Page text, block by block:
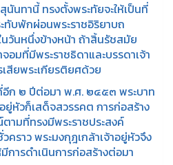
ทานี้ ทรงตั้งพระทัยจะให้เป็นที่
ทับพักผ่อนพระราชอิริยาบถ
นวันหนึ่งข้างหน้า ถ้าสิ้นรัชสมัย
อมที่มีพระราชธิดาและบรรดาเจ้า
สียพระเกียรติยศด้วย
๒ ปีต่อมา พ.ศ. ๒๔๕๓ พระบาท
ยู่หัวก็เสด็จสวรรคต การก่อสร้าง
ามที่ทรงมีพระราชประสงค์
คราว พระมงกุฎเกล้าเจ้าอยู่หัวจึง
การดำเนินการก่อสร้างต่อมา